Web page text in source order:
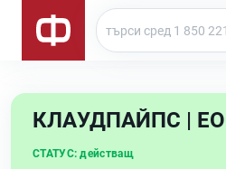
КЛАУДПАЙПС |
СТАТУС: действащ